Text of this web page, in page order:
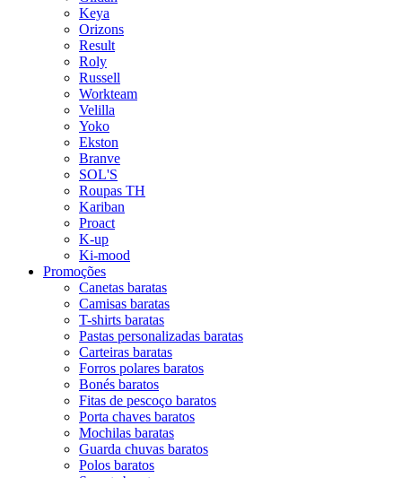
Keya
Orizons
Result
Roly
Russell
Workteam
Velilla
Yoko
Ekston
Branve
SOL'S
Roupas TH
Kariban
Proact
K-up
Ki-mood
Promoções
Canetas baratas
Camisas baratas
T-shirts baratas
Pastas personalizadas baratas
Carteiras baratas
Forros polares baratos
Bonés baratos
Fitas de pescoço baratos
Porta chaves baratos
Mochilas baratas
Guarda chuvas baratos
Polos baratos